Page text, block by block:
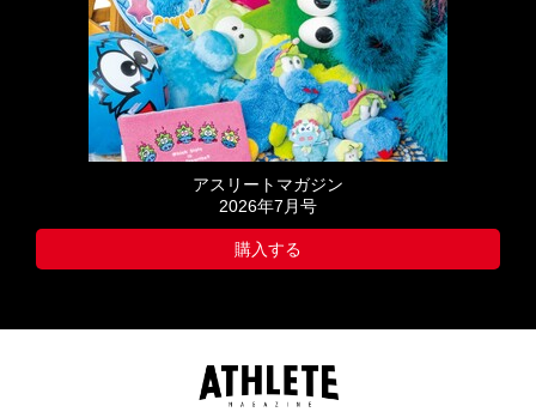
アスリートマガジン
2026年7月号
購入する